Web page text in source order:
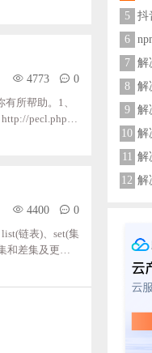
4773 0
所帮助。1、
pecl.php.n
4400 0
链表)、set(集
和差集及更丰
5
6
7
8
9
10
11
12